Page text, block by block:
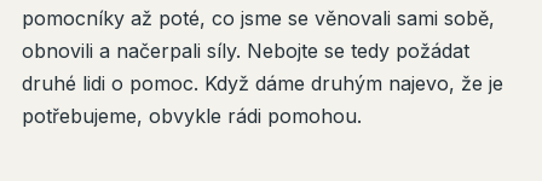
pomocníky až poté, co jsme se věnovali sami sobě,
obnovili a načerpali síly. Nebojte se tedy požádat
druhé lidi o pomoc. Když dáme druhým najevo, že je
potřebujeme, obvykle rádi pomohou.